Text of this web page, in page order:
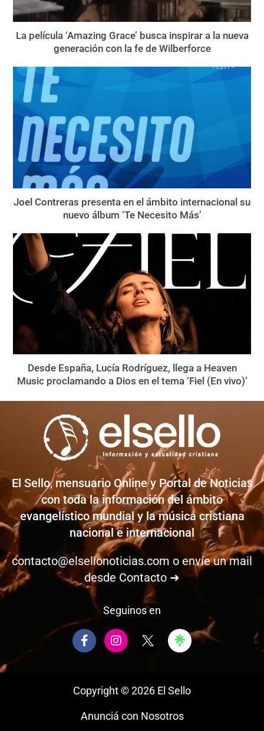
La película ‘Amazing Grace’ busca inspirar a la nueva
generación con la fe de Wilberforce
Joel Contreras presenta en el ámbito internacional su
nuevo álbum ‘Te Necesito Más’
Desde España, Lucía Rodríguez, llega a Heaven
Music proclamando a Dios en el tema ‘Fiel (En vivo)’
El Sello, mensuario Online y Portal de Noticias
con toda la información del ámbito
evangelístico mundial y la música cristiana
nacional e internacional
contacto@elsellonoticias.com o envíe un mail
desde Contacto ➜
Seguinos en
F
a
o
k
I
n
g
a
Copyright © 2026 El Sello
Anunciá con Nosotros